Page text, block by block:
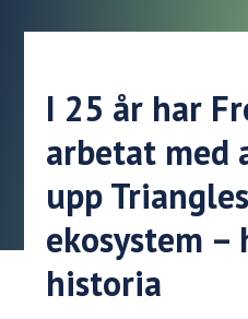
I 25 år har
arbetat med
upp
ekosystem –
historia